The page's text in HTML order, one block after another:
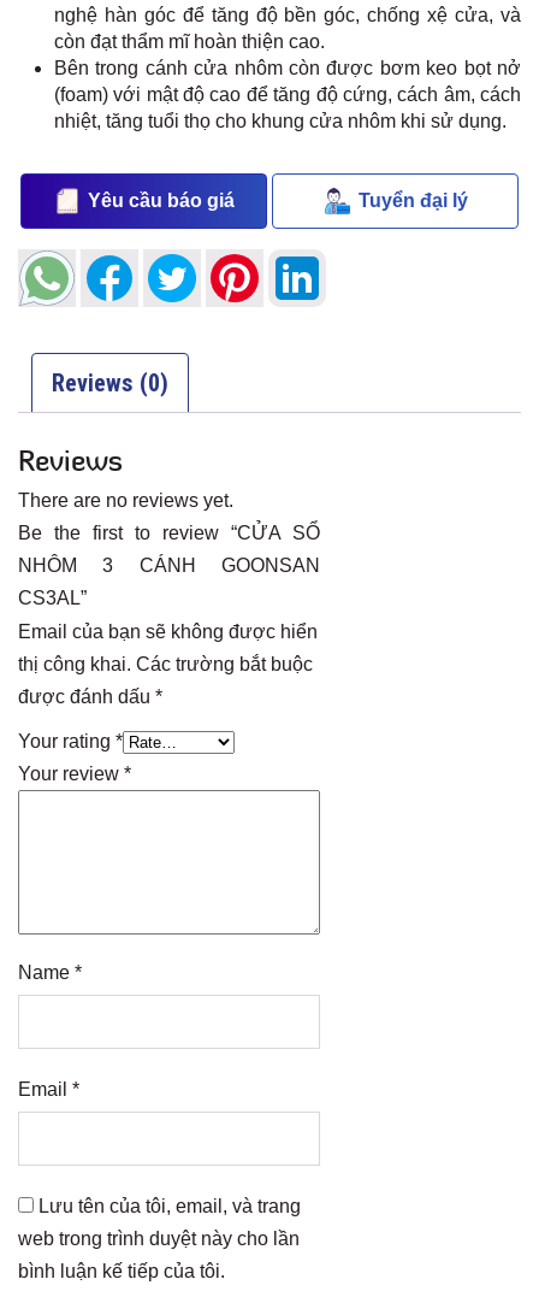
nghệ hàn góc để tăng độ bền góc, chống xệ cửa, và
còn đạt thẩm mĩ hoàn thiện cao.
Bên trong cánh cửa nhôm còn được bơm keo bọt nở
(foam) với mật độ cao để tăng độ cứng, cách âm, cách
nhiệt, tăng tuổi thọ cho khung cửa nhôm khi sử dụng.
Yêu cầu báo giá Tuyển đại lý
Reviews (0)
Reviews
There are no reviews yet.
Be the first to review “CỬA SỔ
NHÔM 3 CÁNH GOONSAN
CS3AL”
Email của bạn sẽ không được hiển
thị công khai. Các trường bắt buộc
được đánh dấu *
Your rating *
Your review *
Name *
Email *
Lưu tên của tôi, email, và trang
web trong trình duyệt này cho lần
bình luận kế tiếp của tôi.